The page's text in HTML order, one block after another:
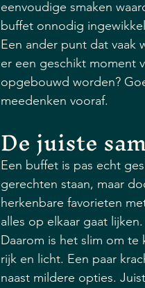
eenvoudige smaken
buffet onnodig
Een ander punt dat vaak
er een geschikt moment
opgebouwd worden?
meedenken vooraf.
De juiste
Een buffet is pas echt
gerechten staan, maar
herkenbare favorieten
alles op elkaar gaat lijken.
Daarom is het slim om te
rijk en licht. Een paar
naast mildere opties.